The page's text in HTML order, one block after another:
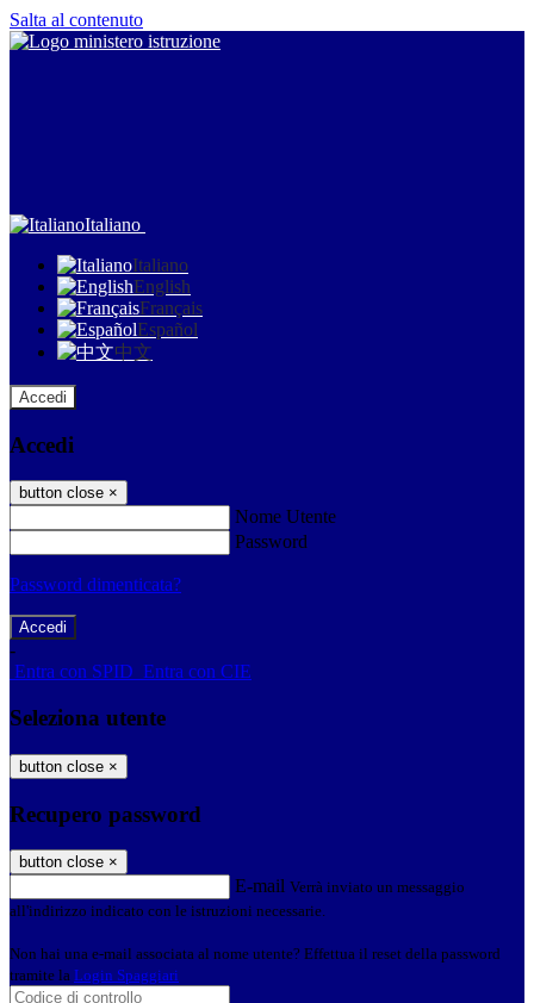
Salta al contenuto
Italiano
Italiano
English
Français
Español
中文
Accedi
Accedi
button close ×
Nome Utente
Password
Password dimenticata?
-
Entra con SPID Entra con CIE
Seleziona utente
button close ×
Recupero password
button close ×
E-mail Verrà inviato un messaggio
all'indirizzo indicato con le istruzioni necessarie.
Non hai una e-mail associata al nome utente? Effettua il reset della password
tramite la Login Spaggiari